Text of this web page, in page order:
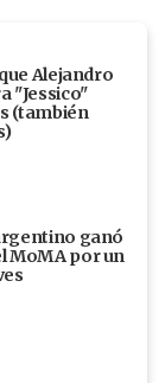
Alejandro
"Jessico"
(también
ganó
MoMA por un